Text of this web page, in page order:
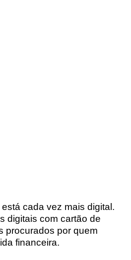
cada vez mais digital.
digitais com cartão de
procurados por quem
financeira.